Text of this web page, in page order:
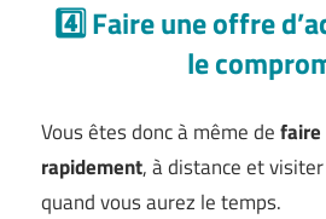
4️⃣ Faire une offre
le
Vous êtes donc à même defaire
rapidement, à distance et
quand vous aurez le temps.